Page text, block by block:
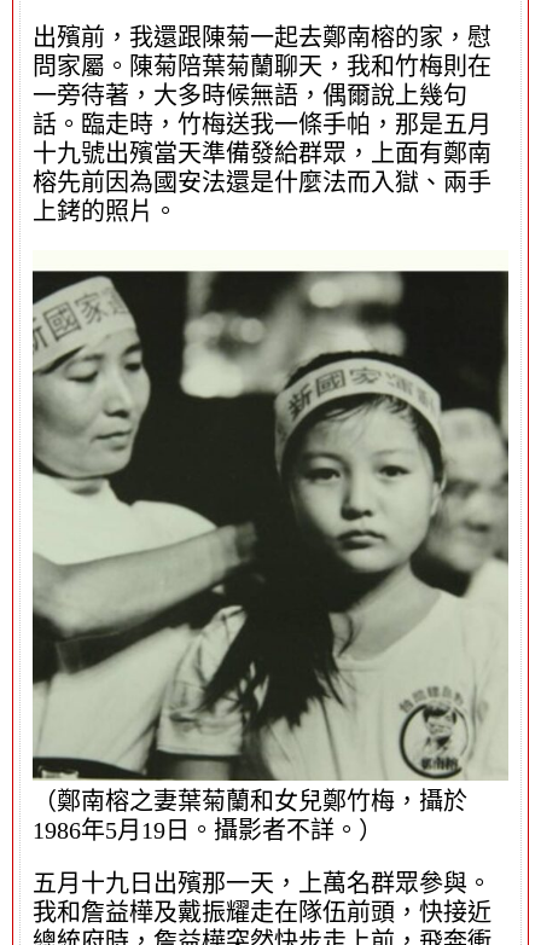
出殯前，我還跟陳菊一起去鄭南榕的家，慰
問家屬。陳菊陪葉菊蘭聊天，我和竹梅則在
一旁待著，大多時候無語，偶爾說上幾句
話。臨走時，竹梅送我一條手帕，那是五月
十九號出殯當天準備發給群眾，上面有鄭南
榕先前因為國安法還是什麼法而入獄、兩手
上銬的照片。
（鄭南榕之妻葉菊蘭和女兒鄭竹梅，攝於
1986年5月19日。攝影者不詳。）
五月十九日出殯那一天，上萬名群眾參與。
我和詹益樺及戴振耀走在隊伍前頭，快接近